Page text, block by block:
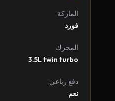
الماركة
فورد
المحرك
3.5L twin turbo
دفع رباعي
نعم